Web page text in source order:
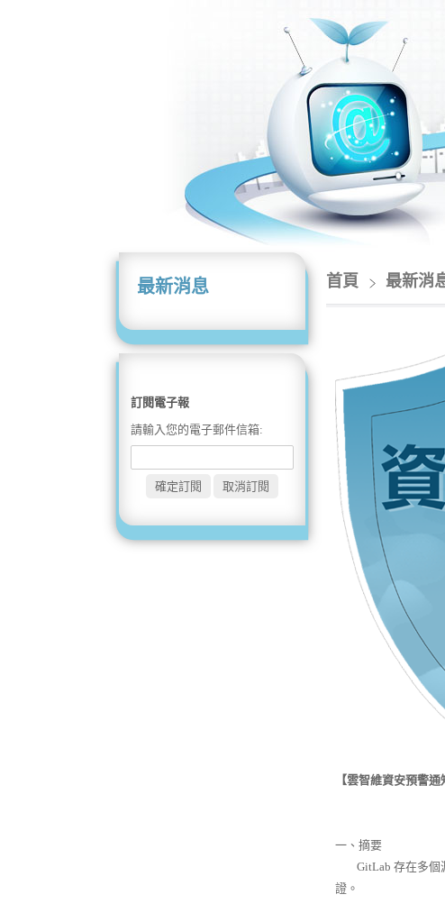
最新消息
訂閱電子報
請輸入您的電子郵件信箱:
首頁 最新消
【雲智維資安預警通
一、摘要
GitLab 存在多個漏
證。